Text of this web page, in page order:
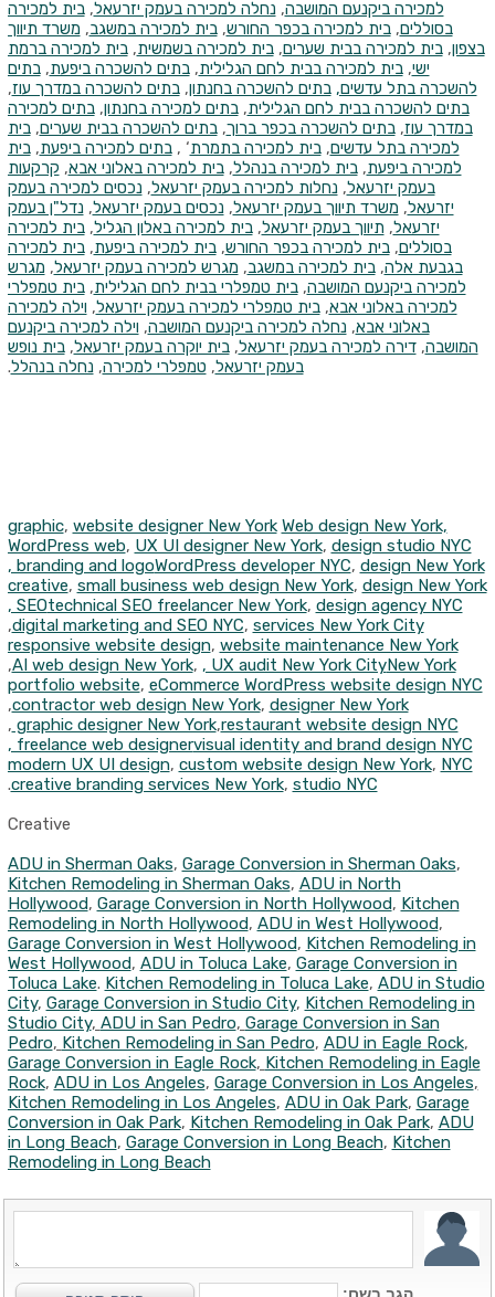
למכירה ביקנעם המושבה,נחלה למכירה בעמק יזרעאל,בית למכירה
בסוללים,בית למכירה בכפר החורש,בית למכירה במשגב, משרד תיווך
בצפון,בית למכירה בבית שערים,בית למכירה בשמשית,בית למכירה ברמת
ישי,בית למכירה בבית לחם הגלילית,בתים להשכרה ביפעת,בתים
להשכרה בתל עדשים, בתים להשכרה בחנתון,בתים להשכרה במדרך עוז,
בתים להשכרה בבית לחם הגלילית,בתים למכירה בחנתון,בתים למכירה
במדרך עוז,בתים להשכרה בכפר ברוך,בתים להשכרה בבית שערים,בית
למכירה בתל עדשים,בית למכירה בתמרת‘
,בתים למכירה ביפעת,בית
למכירה ביפעת,בית למכירה בנהלל,בית למכירה באלוני אבא, קרקעות
בעמק יזרעאל,נחלות למכירה בעמק יזרעאל,נכסים למכירה בעמק
יזרעאל, משרד תיווך בעמק יזרעאל,נכסים בעמק יזרעאל,נדל"ן בעמק
יזרעאל, תיווך בעמק יזרעאל,בית למכירה באלון הגליל,בית למכירה
בסוללים,בית למכירה בכפר החורש,בית למכירה ביפעת,בית למכירה
בגבעת אלה,בית למכירה במשגב, מגרש למכירה בעמק יזרעאל, מגרש
למכירה ביקנעם המושבה,בית טמפלרי בבית לחם הגלילית,בית טמפלרי
למכירה באלוני אבא,בית טמפלרי למכירה בעמק יזרעאל, וילה למכירה
באלוני אבא,נחלה למכירה ביקנעם המושבה, וילה למכירה ביקנעם
המושבה,דירה למכירה בעמק יזרעאל,בית יוקרה בעמק יזרעאל,בית נופש
בעמק יזרעאל, טמפלרי למכירה,נחלה בנהלל.
Web design New York,
website designer New York
,
graphic
design studio NYC
,
UX UI designer New York
,
WordPress web
design New York
,
WordPress developer NYC
, branding and logo
design New York
,
small business web design New York
,
creative
design agency NYC
,
technical SEO freelancer New York
, SEO
services New York City
,
digital marketing and SEO NYC
,
website maintenance New York
,
responsive website design
New York
, UX audit New York City
,
AI web design New York
,
eCommerce WordPress website design NYC
,
portfolio website
designer New York
,
contractor web design New York
,
restaurant website design NYC
,
graphic designer New York
,
visual identity and brand design NYC
, freelance web designer
NYC
,
custom website design New York
,
modern UX UI design
studio NYC
,
creative branding services New York
.
Creative
ADU in Sherman Oaks, Garage Conversion in Sherman Oaks,
Kitchen Remodeling in Sherman Oaks, ADU in North
Hollywood, Garage Conversion in North Hollywood, Kitchen
Remodeling in North Hollywood, ADU in West Hollywood,
Garage Conversion in West Hollywood, Kitchen Remodeling in
West Hollywood, ADU in Toluca Lake, Garage Conversion in
Toluca Lake. Kitchen Remodeling in Toluca Lake, ADU in Studio
City, Garage Conversion in Studio City, Kitchen Remodeling in
Studio City, ADU in San Pedro, Garage Conversion in San
Pedro, Kitchen Remodeling in San Pedro, ADU in Eagle Rock,
Garage Conversion in Eagle Rock, Kitchen Remodeling in Eagle
Rock, ADU in Los Angeles, Garage Conversion in Los Angeles,
Kitchen Remodeling in Los Angeles, ADU in Oak Park, Garage
Conversion in Oak Park, Kitchen Remodeling in Oak Park, ADU
in Long Beach, Garage Conversion in Long Beach, Kitchen
Remodeling in Long Beach